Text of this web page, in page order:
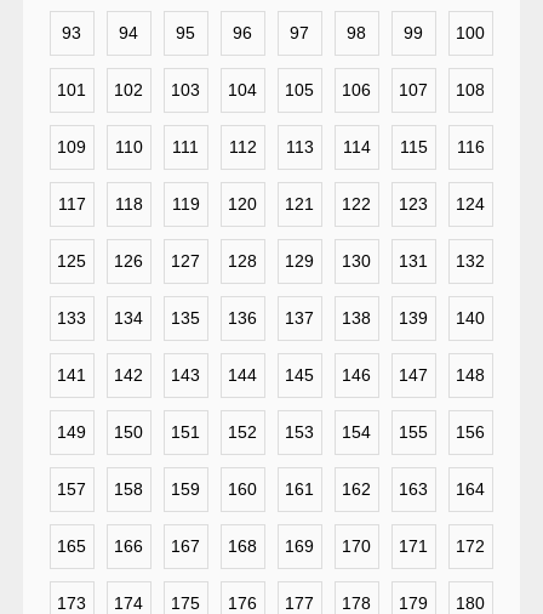
93 94 95 96 97 98 99 100
101 102 103 104 105 106 107 108
109 110 111 112 113 114 115 116
117 118 119 120 121 122 123 124
125 126 127 128 129 130 131 132
133 134 135 136 137 138 139 140
141 142 143 144 145 146 147 148
149 150 151 152 153 154 155 156
157 158 159 160 161 162 163 164
165 166 167 168 169 170 171 172
173 174 175 176 177 178 179 180